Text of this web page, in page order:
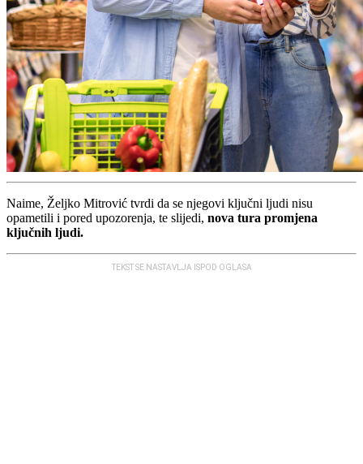
Naime, Željko Mitrović tvrdi da se njegovi ključni ljudi nisu
opametili i pored upozorenja, te slijedi, nova tura promjena
ključnih ljudi.
TEKST SE NASTAVLJA ISPOD OGLASA